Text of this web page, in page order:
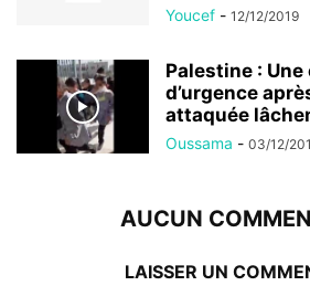
Youcef - 12/12/2019
Palestine :
d’urgence
attaquée
Oussama - 03/12/
AUCUN
LAISSER UN